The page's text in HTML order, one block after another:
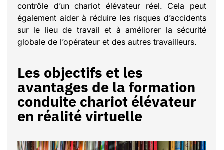
contrôle d’un chariot élévateur réel. Cela peut
également aider à réduire les risques d’accidents
sur le lieu de travail et à améliorer la sécurité
globale de l’opérateur et des autres travailleurs.
Les objectifs et les
avantages de la formation
conduite chariot élévateur
en réalité virtuelle